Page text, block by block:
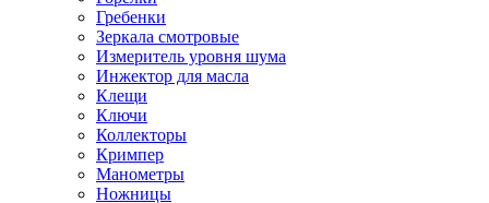
Гребенки
Зеркала смотровые
Измеритель уровня шума
Инжектор для масла
Клещи
Ключи
Коллекторы
Кримпер
Манометры
Ножницы